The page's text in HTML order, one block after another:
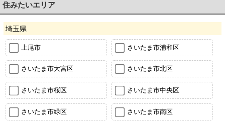
住みたいエリア
埼玉県
上尾市 さいたま市浦和区
さいたま市大宮区 さいたま市北区
さいたま市桜区 さいたま市中央区
さいたま市緑区 さいたま市南区